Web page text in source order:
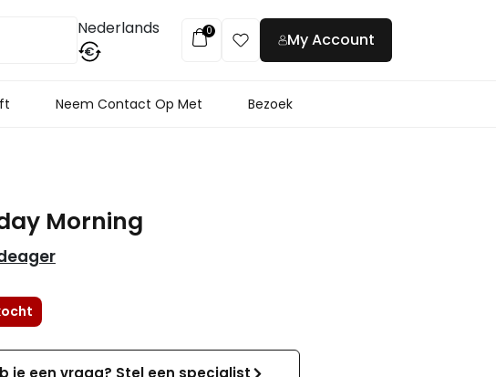
Nederlands
€
0 My Account
Neem Contact Op Met Bezoek
Morning
je een vraag? Stel een specialist